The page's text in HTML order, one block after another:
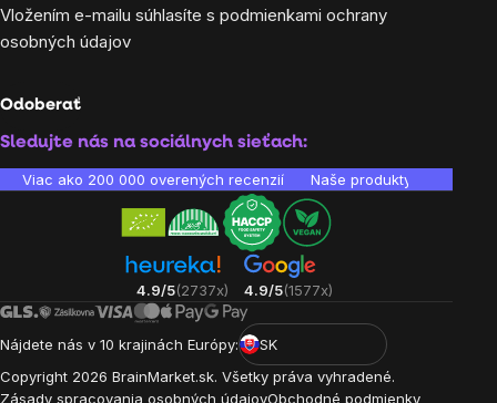
Vložením e-mailu súhlasíte s podmienkami ochrany
osobných údajov
Odoberať
Sledujte nás na sociálnych sieťach:
Viac ako 200 000 overených recenzií Naše produkty sú
4.9/5(2737x) 4.9/5(1577x)
Nájdete nás v 10 krajinách Európy:
SK
Copyright 2026 BrainMarket.sk. Všetky práva vyhradené.
Zásady spracovania osobných údajovObchodné podmienky